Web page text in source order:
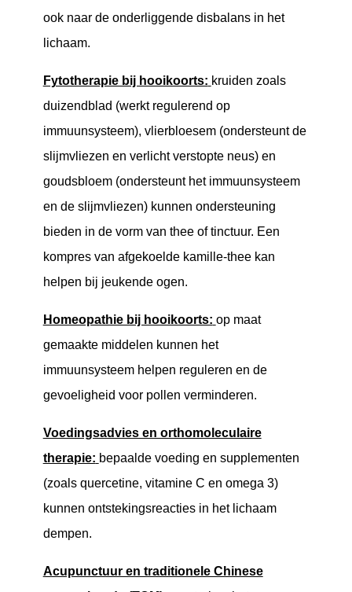
ook naar de onderliggende disbalans in het
lichaam.
Fytotherapie bij hooikoorts: kruiden zoals
duizendblad (werkt regulerend op
immuunsysteem), vlierbloesem (ondersteunt de
slijmvliezen en verlicht verstopte neus) en
goudsbloem (ondersteunt het immuunsysteem
en de slijmvliezen) kunnen ondersteuning
bieden in de vorm van thee of tinctuur. Een
kompres van afgekoelde kamille-thee kan
helpen bij jeukende ogen.
Homeopathie bij hooikoorts: op maat
gemaakte middelen kunnen het
immuunsysteem helpen reguleren en de
gevoeligheid voor pollen verminderen.
Voedingsadvies en orthomoleculaire
therapie: bepaalde voeding en supplementen
(zoals quercetine, vitamine C en omega 3)
kunnen ontstekingsreacties in het lichaam
dempen.
Acupunctuur en traditionele Chinese